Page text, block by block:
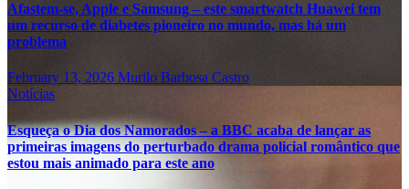
Afastem-se, Apple e Samsung – este smartwatch Huawei tem
um recurso de diabetes pioneiro no mundo, mas há um
problema
February 13, 2026 Murilo Barbosa Castro
Notícias
Esqueça o Dia dos Namorados – a BBC acaba de lançar as
primeiras imagens do perturbado drama policial romântico que
estou mais animado para este ano